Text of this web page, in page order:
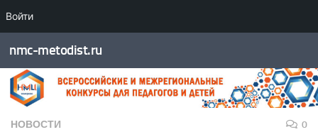
ВойтиПерейти к содержимому
nmc-metodist.ru
НОВОСТИ 0